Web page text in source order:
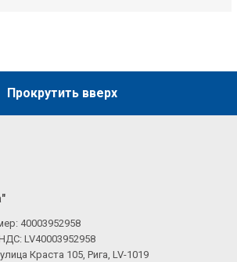
Прокрутить вверх
40003952958
LV40003952958
Краста 105, Рига, LV-1019